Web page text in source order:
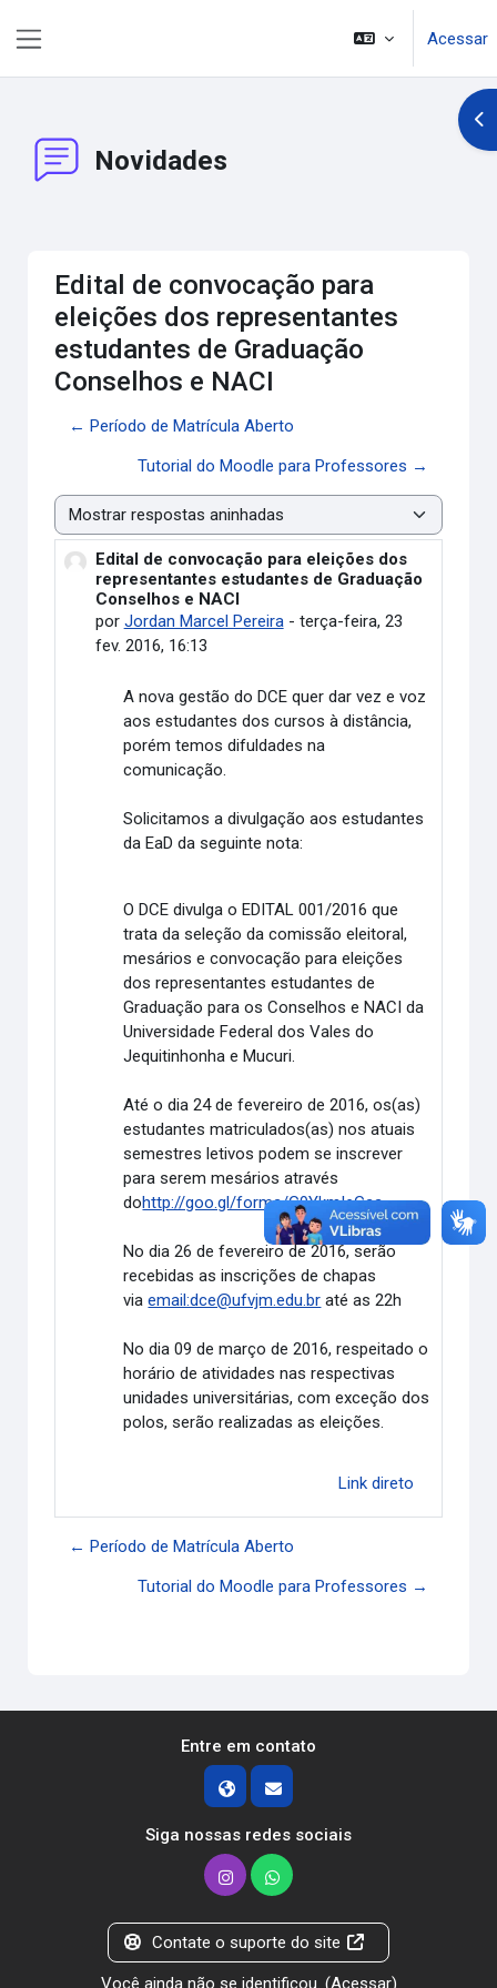
Acessar
Novidades
Edital de convocação para
eleições dos representantes
estudantes de Graduação
Conselhos e NACI
← Período de Matrícula Aberto
Tutorial do Moodle para Professores →
Modo de visualização
Edital de convocação para eleições dos
representantes estudantes de Graduação
Conselhos e NACI
por Jordan Marcel Pereira- terça-feira, 23
fev. 2016, 16:13
Número de respostas: 0
A nova gestão do DCE quer dar vez e voz
aos estudantes dos cursos à distância,
porém temos difuldades na
comunicação.
Solicitamos a divulgação aos estudantes
da EaD da seguinte nota:
O DCE divulga o EDITAL 001/2016 que
trata da seleção da comissão eleitoral,
mesários e convocação para eleições
dos representantes estudantes de
Graduação para os Conselhos e NACI da
Universidade Federal dos Vales do
Jequitinhonha e Mucuri.
Até o dia 24 de fevereiro de 2016, os(as)
estudantes matriculados(as) nos atuais
semestres letivos podem se inscrever
para serem mesários através
dohttp://goo.gl/forms/G9YkmIeGaa.
No dia 26 de fevereiro de 2016, serão
recebidas as inscrições de chapas
viaemail:dce@ufvjm.edu.br até as 22h
No dia 09 de março de 2016, respeitado o
horário de atividades nas respectivas
unidades universitárias, com exceção dos
polos, serão realizadas as eleições.
Link direto
← Período de Matrícula Aberto
Tutorial do Moodle para Professores →
Entre em contato
Siga nossas redes sociais
Contate o suporte do site
Você ainda não se identificou. (Acessar)